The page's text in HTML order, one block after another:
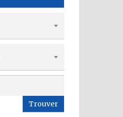
Trouver